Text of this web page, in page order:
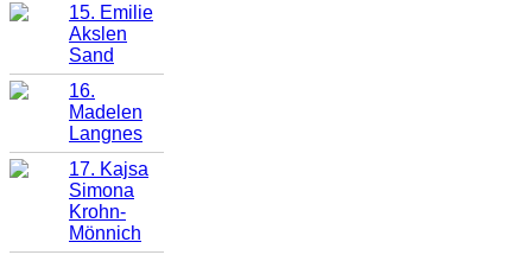
15. Emilie
Akslen
Sand
16.
Madelen
Langnes
17. Kajsa
Simona
Krohn-
Mönnich